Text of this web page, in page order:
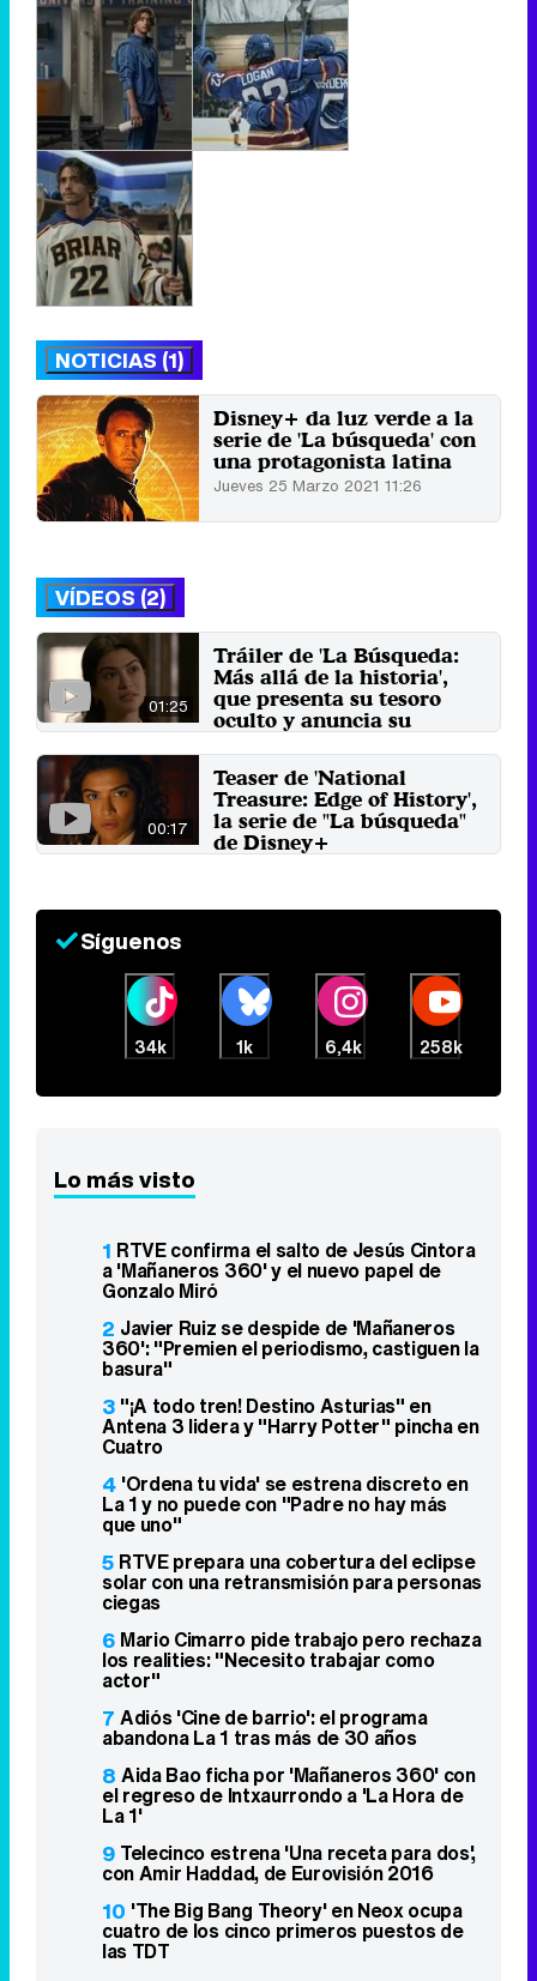
NOTICIAS (1)
Disney+ da luz verde a la
serie de 'La búsqueda' con
una protagonista latina
Jueves 25 Marzo 2021 11:26
VÍDEOS (2)
01:25
Tráiler de 'La Búsqueda:
Más allá de la historia',
que presenta su tesoro
oculto y anuncia su
estreno
12 de septiembre 2022
00:17
Teaser de 'National
Treasure: Edge of History',
la serie de "La búsqueda"
de Disney+
Síguenos
34k 1k 6,4k 258k
Lo más visto
1 RTVE confirma el salto de Jesús Cintora
a 'Mañaneros 360' y el nuevo papel de
Gonzalo Miró
2 Javier Ruiz se despide de 'Mañaneros
360': "Premien el periodismo, castiguen la
basura"
3 "¡A todo tren! Destino Asturias" en
Antena 3 lidera y "Harry Potter" pincha en
Cuatro
4 'Ordena tu vida' se estrena discreto en
La 1 y no puede con "Padre no hay más
que uno"
5 RTVE prepara una cobertura del eclipse
solar con una retransmisión para personas
ciegas
6 Mario Cimarro pide trabajo pero rechaza
los realities: "Necesito trabajar como
actor"
7 Adiós 'Cine de barrio': el programa
abandona La 1 tras más de 30 años
8 Aida Bao ficha por 'Mañaneros 360' con
el regreso de Intxaurrondo a 'La Hora de
La 1'
9 Telecinco estrena 'Una receta para dos',
con Amir Haddad, de Eurovisión 2016
10 'The Big Bang Theory' en Neox ocupa
cuatro de los cinco primeros puestos de
las TDT